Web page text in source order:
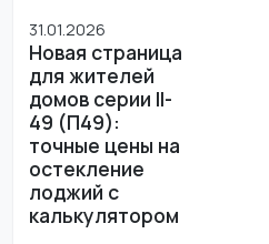
31.01.2026
Новая страница
для жителей
домов серии II-
49 (П49):
точные цены на
остекление
лоджий с
калькулятором